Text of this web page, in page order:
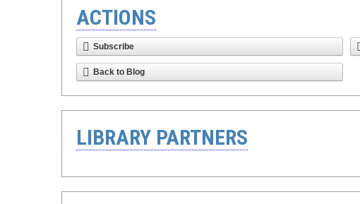
ACTIONS
Subscribe
Back to Blog
LIBRARY PARTNERS